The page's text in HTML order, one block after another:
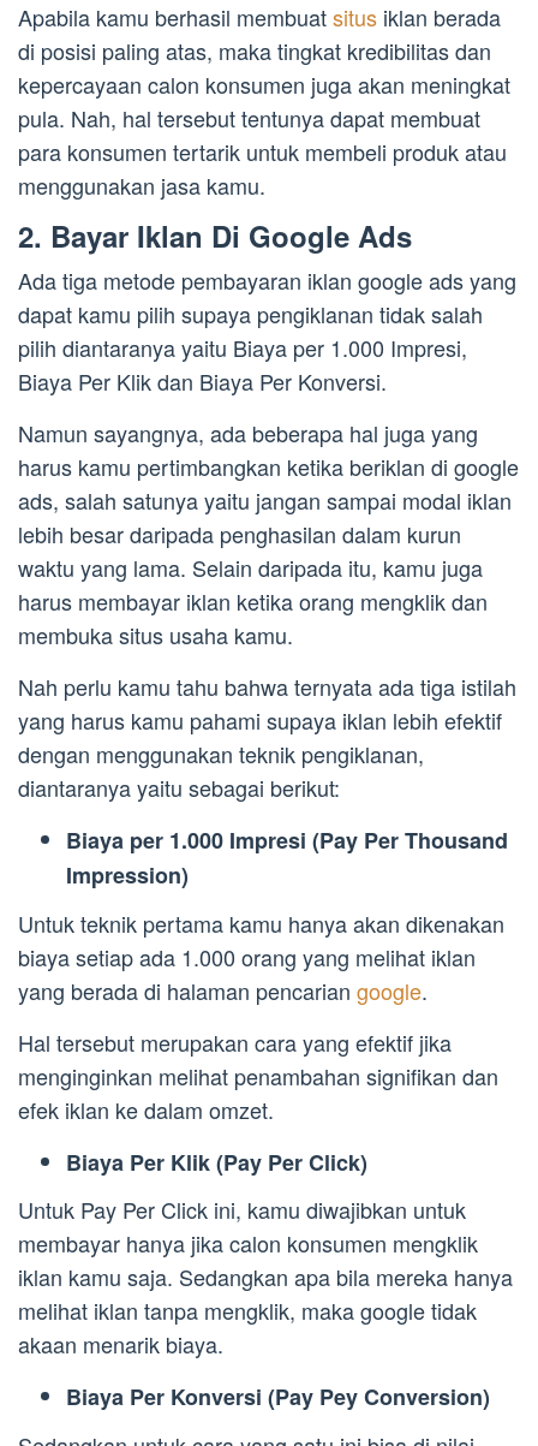
Apabila kamu berhasil membuatsitus iklan berada
di posisi paling atas, maka tingkat kredibilitas dan
kepercayaan calon konsumen juga akan meningkat
pula. Nah, hal tersebut tentunya dapat membuat
para konsumen tertarik untuk membeli produk atau
menggunakan jasa kamu.
2. Bayar Iklan Di Google Ads
Ada tiga metode pembayaran iklan google ads yang
dapat kamu pilih supaya pengiklanan tidak salah
pilih diantaranya yaitu Biaya per 1.000 Impresi,
Biaya Per Klik dan Biaya Per Konversi.
Namun sayangnya, ada beberapa hal juga yang
harus kamu pertimbangkan ketika beriklan di google
ads, salah satunya yaitu jangan sampai modal iklan
lebih besar daripada penghasilan dalam kurun
waktu yang lama. Selain daripada itu, kamu juga
harus membayar iklan ketika orang mengklik dan
membuka situs usaha kamu.
Nah perlu kamu tahu bahwa ternyata ada tiga istilah
yang harus kamu pahami supaya iklan lebih efektif
dengan menggunakan teknik pengiklanan,
diantaranya yaitu sebagai berikut:
Biaya per 1.000 Impresi (Pay Per Thousand
Impression)
Untuk teknik pertama kamu hanya akan dikenakan
biaya setiap ada 1.000 orang yang melihat iklan
yang berada di halaman pencarian google.
Hal tersebut merupakan cara yang efektif jika
menginginkan melihat penambahan signifikan dan
efek iklan ke dalam omzet.
Biaya Per Klik (Pay Per Click)
Untuk Pay Per Click ini, kamu diwajibkan untuk
membayar hanya jika calon konsumen mengklik
iklan kamu saja. Sedangkan apa bila mereka hanya
melihat iklan tanpa mengklik, maka google tidak
akaan menarik biaya.
Biaya Per Konversi (Pay Pey Conversion)